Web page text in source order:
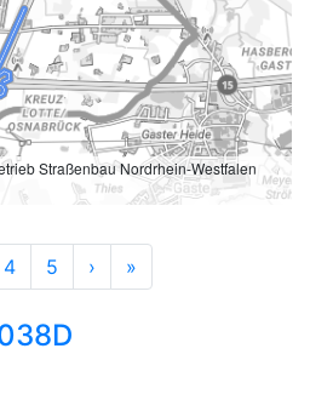
Straßenbau Nordrhein-Westfalen
4 5 › »